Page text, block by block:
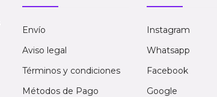
Envío
Aviso legal
Términos y condiciones
Métodos de Pago
Instagram
Whatsapp
Facebook
Google